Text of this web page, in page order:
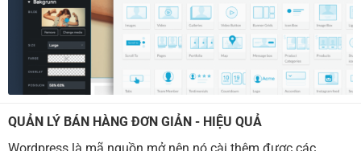
QUẢN LÝ BÁN HÀNG ĐƠN GIẢN - HIỆU QUẢ